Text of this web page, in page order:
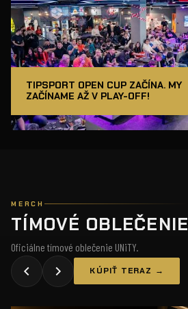
TIPSPORT OPEN CUP ZAČÍNA. MY
ZAČÍNAME AŽ V PLAY-OFF!
MERCH
TÍMOVÉ OBLEČENIE
Oficiálne tímové oblečenie UNiTY.
KÚPIŤ TERAZ →